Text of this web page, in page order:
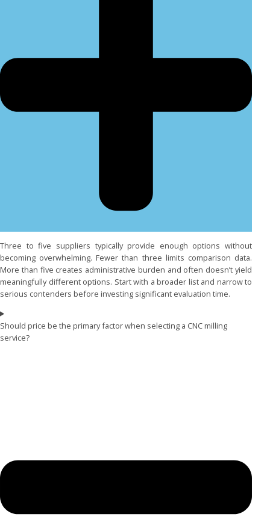
Three to five suppliers typically provide enough options without
becoming overwhelming. Fewer than three limits comparison data.
More than five creates administrative burden and often doesn’t yield
meaningfully different options. Start with a broader list and narrow to
serious contenders before investing significant evaluation time.
Should price be the primary factor when selecting a CNC milling
service?